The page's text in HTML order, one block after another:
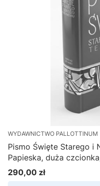
WYDAWNICTWO PALLOTTINUM
Pismo Święte Starego i
Papieska, duża
Cena
290,00 zł